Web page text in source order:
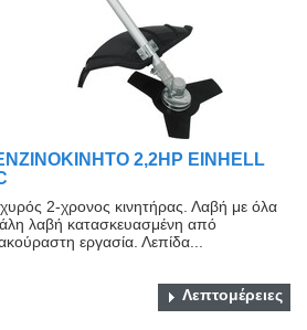
2,2HP EINHELL
2-χρονος κινητήρας. Λαβή με όλα
λαβή κατασκευασμένη από
εργασία. Λεπίδα...
Λεπτομέρειες